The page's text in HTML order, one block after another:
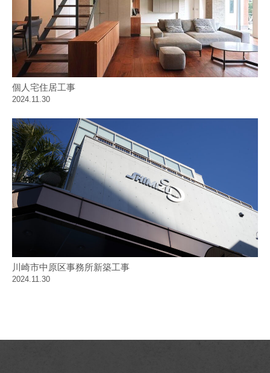
個人宅住居工事
2024.11.30
川崎市中原区事務所新築工事
2024.11.30